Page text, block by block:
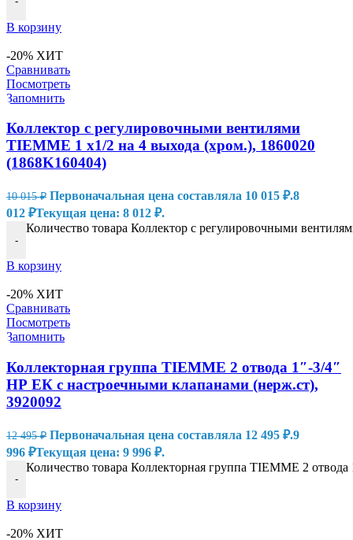
В корзину
-20% ХИТ
Сравнивать
Посмотреть
Запомнить
Коллектор с регулировочными вентилями
TIEMME 1 х1/2 на 4 выхода (хром.), 1860020
(1868K160404)
10 015₽ Первоначальная цена составляла 10 015 ₽.8
012 ₽Текущая цена: 8 012 ₽.
-
Количество товара Коллектор с регулировочными
В корзину
-20% ХИТ
Сравнивать
Посмотреть
Запомнить
Коллекторная группа TIEMME 2 отвода 1″-3/4″
НР ЕК с настроечными клапанами (нерж.ст),
3920092
12 495₽ Первоначальная цена составляла 12 495 ₽.9
996 ₽Текущая цена: 9 996 ₽.
-
Количество товара Коллекторная группа TIEMME 2
В корзину
-20% ХИТ